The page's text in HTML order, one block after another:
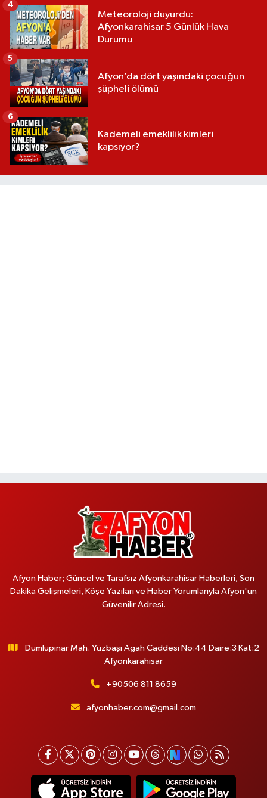
Meteoroloji duyurdu:
Afyonkarahisar 5 Günlük Hava
Durumu
4
Afyon’da dört yaşındaki çocuğun
şüpheli ölümü
5
Kademeli emeklilik kimleri
kapsıyor?
6
Afyon Haber; Güncel ve Tarafsız Afyonkarahisar Haberleri, Son
Dakika Gelişmeleri, Köşe Yazıları ve Haber Yorumlarıyla Afyon'un
Güvenilir Adresi.
Dumlupınar Mah. Yüzbaşı Agah Caddesi No:44 Daire:3 Kat:2
Afyonkarahisar
+90506 811 8659
afyonhaber.com@gmail.com